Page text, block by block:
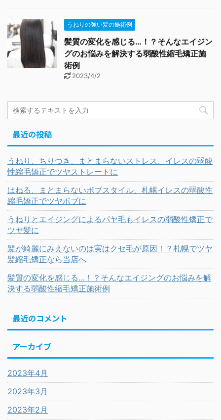
うねりの強い髪の施術例
髪質の変化を感じる…！？そんなエイジン
グのお悩みを解決する弱酸性縮毛矯正施
術例
2023/4/2
最近の投稿
うねり、ちりつき、まとまらないストレス、イレスの弱酸
性縮毛矯正でツヤストレートに
はねる、まとまらないボブスタイル、札幌イレスの弱酸性
縮毛矯正でツヤボブに
うねりとエイジングによるパヤ毛もイレスの弱酸性矯正で
ツヤ髪に
髪が綺麗にみえないのは実はクセ毛が原因！？札幌でツヤ
髪縮毛矯正なら当店へ
髪質の変化を感じる…！？そんなエイジングのお悩みを解
決する弱酸性縮毛矯正施術例
最近のコメント
アーカイブ
2023年4月
2023年3月
2023年2月